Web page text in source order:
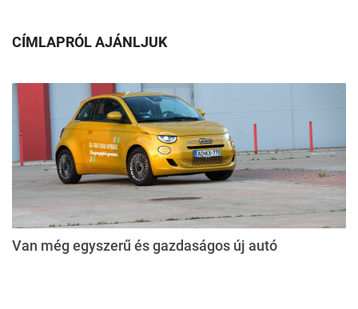
CÍMLAPRÓL AJÁNLJUK
Van még egyszerű és gazdaságos új autó